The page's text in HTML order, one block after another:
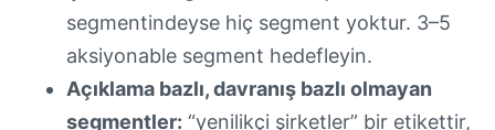
segmentindeyse hiç segment yoktur. 3–5
aksiyonable segment hedefleyin.
Açıklama bazlı, davranış bazlı olmayan
segmentler: “yenilikçi şirketler” bir etikettir,